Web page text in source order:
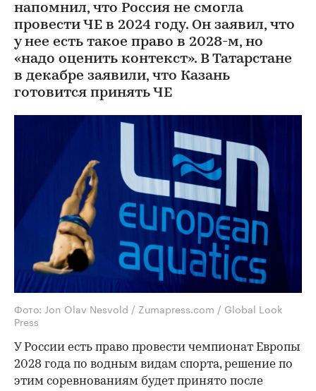
напомнил, что Россия не смогла
провести ЧЕ в 2024 году. Он заявил, что
у нее есть такое право в 2028-м, но
«надо оценить контекст». В Татарстане
в декабре заявили, что Казань
готовится принять ЧЕ
Фото: Jon Olav Nesvold / Zumapress.com / Global Look
Press
У России есть право провести чемпионат Европы
2028 года по водным видам спорта, решение по
этим соревнованиям будет принято после